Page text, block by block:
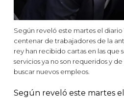
Según reveló este martes el diario
centenar de trabajadores de la
rey han recibido cartas en las que
servicios ya no son requeridos y
buscar nuevos empleos.
Según reveló este martes